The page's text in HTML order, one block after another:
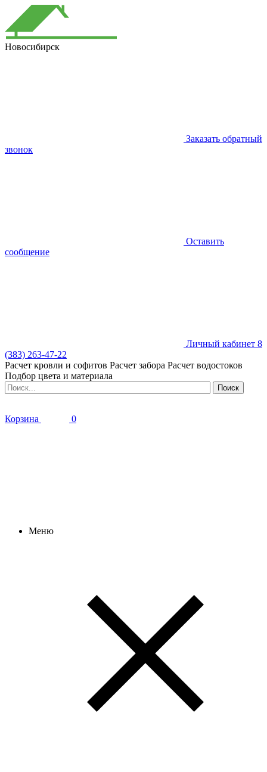
Новосибирск
Заказать обратный
звонок
Оставить
сообщение
Личный кабинет 8
(383) 263-47-22
Расчет кровли и софитов Расчет забора Расчет водостоков
Подбор цвета и материала
Корзина 0
Меню